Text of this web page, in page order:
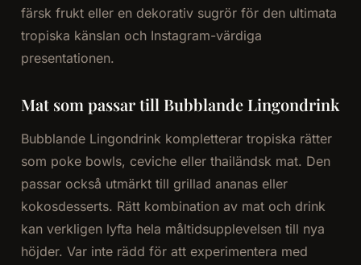
färsk frukt eller en dekorativ sugrör för den ultimata
tropiska känslan och Instagram-värdiga
presentationen.
Mat som passar till Bubblande Lingondrink
Bubblande Lingondrink kompletterar tropiska rätter
som poke bowls, ceviche eller thailändsk mat. Den
passar också utmärkt till grillad ananas eller
kokosdesserts. Rätt kombination av mat och drink
kan verkligen lyfta hela måltidsupplevelsen till nya
höjder. Var inte rädd för att experimentera med